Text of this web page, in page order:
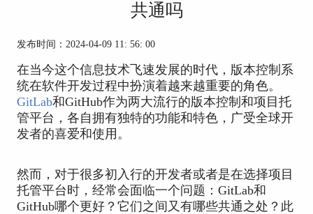
共通吗
发布时间：2024-04-09 11: 56: 00
在当今这个信息技术飞速发展的时代，版本控制系
统在软件开发过程中扮演着越来越重要的角色。
GitLab和GitHub作为两大流行的版本控制和项目托
管平台，各自拥有独特的功能和特色，广受全球开
发者的喜爱和使用。
然而，对于很多初入行的开发者或者是在选择项目
托管平台时，经常会面临一个问题：GitLab和
GitHub哪个更好？它们之间又有哪些共通之处？此